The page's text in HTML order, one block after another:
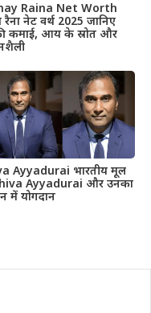
Raina Net Worth
नेट वर्थ 2025 जानिए
कमाई, आय के स्रोत और
Ayyadurai भारतीय मूल
Ayyadurai और उनका
में योगदान